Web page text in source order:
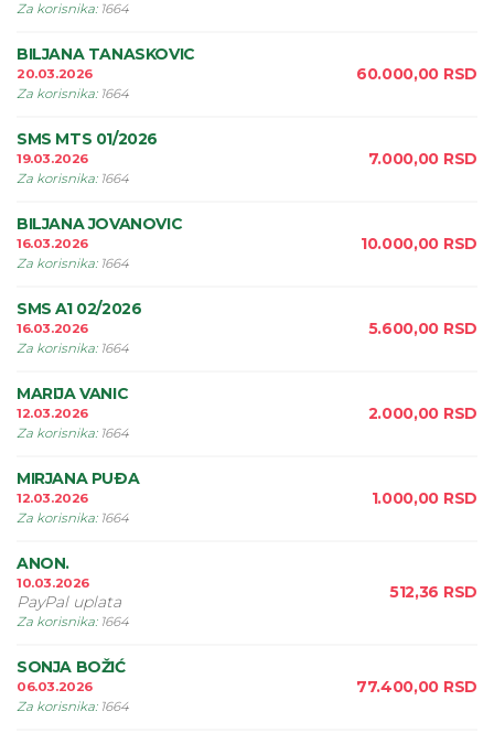
Za korisnika: 1664
BILJANA TANASKOVIC
20.03.2026
Za korisnika: 1664
60.000,00 RSD
SMS MTS 01/2026
19.03.2026
Za korisnika: 1664
7.000,00 RSD
BILJANA JOVANOVIC
16.03.2026
Za korisnika: 1664
10.000,00 RSD
SMS A1 02/2026
16.03.2026
Za korisnika: 1664
5.600,00 RSD
MARIJA VANIC
12.03.2026
Za korisnika: 1664
2.000,00 RSD
MIRJANA PUÐA
12.03.2026
Za korisnika: 1664
1.000,00 RSD
ANON.
10.03.2026
PayPal uplata
Za korisnika: 1664
512,36 RSD
SONJA BOŽIĆ
06.03.2026
Za korisnika: 1664
77.400,00 RSD